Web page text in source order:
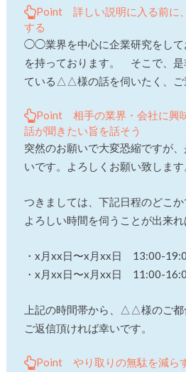
Point 詳しい説明に入る前に
する
◯◯業界を中心に企業研究をして
を持っております。 そこで、是
ている△△様の話を伺いたく、ご
Point 相手の業界・会社に興
話が聞きたい旨を話そう
突然のお願いで大変恐縮ですが
いです。よろしくお願い致します
つきましては、下記日程のどこ
よろしい時間を伺うことが出来れ
・x月xx日〜x月xx日 13:00-
・x月xx日〜x月xx日 11:00-
上記の時間帯から、△△様のご都
ご返信頂ければ幸いです。
Point やり取りの無駄を減ら